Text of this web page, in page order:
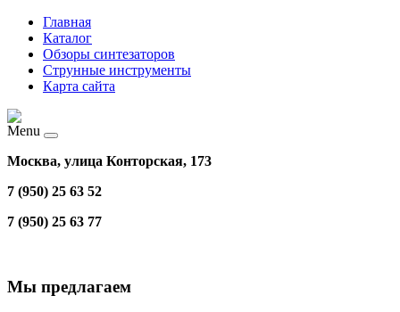
Главная
Каталог
Обзоры синтезаторов
Струнные инструменты
Карта сайта
Menu
Москва, улица Конторская, 173
7 (950) 25 63 52
7 (950) 25 63 77
Мы предлагаем